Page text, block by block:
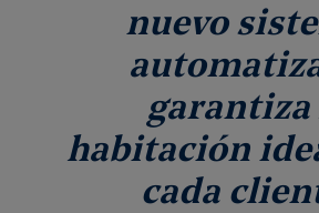
nuevo
garantiza
habitación
cada